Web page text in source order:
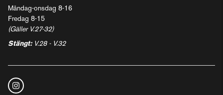
Måndag-onsdag 8-16
Fredag 8-15
(Gäller V.27-32)
Stängt: V.28 - V.32